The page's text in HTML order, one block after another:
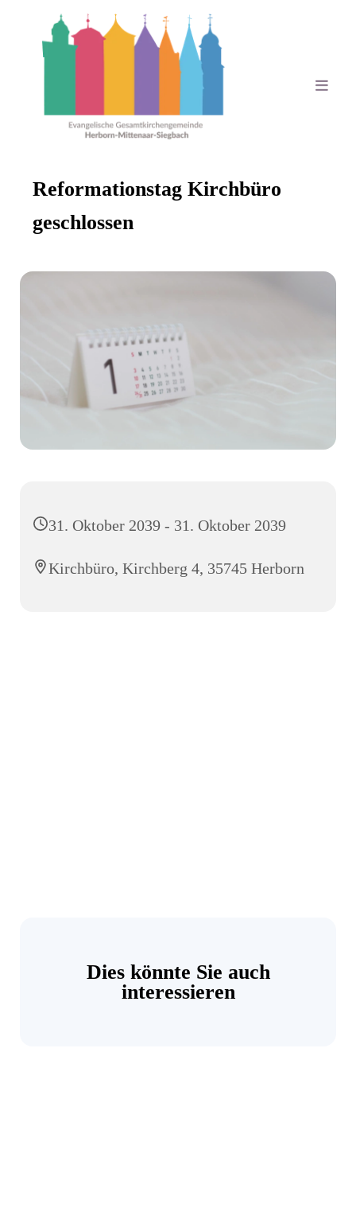
Reformationstag Kirchbüro
geschlossen
31. Oktober 2039 - 31. Oktober 2039
Kirchbüro, Kirchberg 4, 35745 Herborn
Dies könnte Sie auch
interessieren